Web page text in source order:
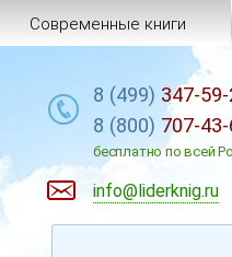
Современные книги
8 (499) 347-
8 (800) 707-
бесплатно по всей
info@liderknig.ru